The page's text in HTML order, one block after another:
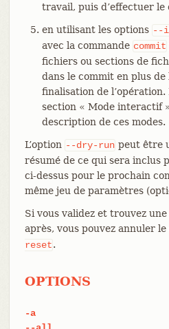
travail, puis d’effectuer le
en utilisant les options --
avec la commande commit
fichiers ou sections de
dans le commit en plus de
finalisation de l’opération.
section « Mode interactif
description de ces modes.
L’option --dry-run peut être
résumé de ce qui sera inclus
ci-dessus pour le prochain
même jeu de paramètres
Si vous validez et trouvez
après, vous pouvez annuler
reset.
OPTIONS
-a